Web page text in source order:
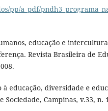
pp/a_pdf/
educação e
Revista Brasileira de
educação, diversidade e
Sociedade, Campinas, v.33, n.